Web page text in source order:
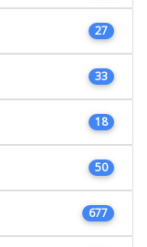
27
33
18
50
677